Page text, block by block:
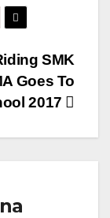
SMK
Goes To
2017